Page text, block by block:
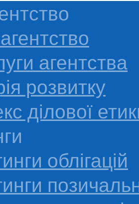
агентства
розвитку
ділової
облігацій